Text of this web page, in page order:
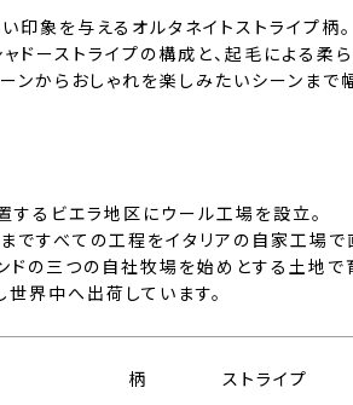
印象を与えるオルタネイトストライプ柄。
ドーストライプの構成と、起毛による柔
ンからおしゃれを楽しみたいシーンまで
するビエラ地区にウール工場を設立。
ですべての工程をイタリアの自家工場で
ドの三つの自社牧場を始めとする土地で
界中へ出荷しています。
柄 ストライプ